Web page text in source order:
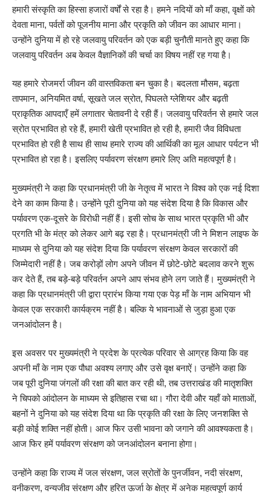
हमारी संस्कृति का हिस्सा हजारों वर्षों से रहा है। हमने नदियों को माँ कहा, वृक्षों को
देवता माना, पर्वतों को पूजनीय माना और प्रकृति को जीवन का आधार माना।
उन्होंने दुनिया में हो रहे जलवायु परिवर्तन को एक बड़ी चुनौती मानते हुए कहा कि
जलवायु परिवर्तन अब केवल वैज्ञानिकों की चर्चा का विषय नहीं रह गया है।
यह हमारे रोजमर्रा जीवन की वास्तविकता बन चुका है। बदलता मौसम, बढ़ता
तापमान, अनियमित वर्षा, सूखते जल स्रोत, पिघलते ग्लेशियर और बढ़ती
प्राकृतिक आपदाएँ हमें लगातार चेतावनी दे रही हैं। जलवायु परिवर्तन से हमारे जल
स्रोत प्रभावित हो रहे हैं, हमारी खेती प्रभावित हो रही है, हमारी जैव विविधता
प्रभावित हो रही है साथ ही साथ हमारे राज्य की आर्थिकी का मूल आधार पर्यटन भी
प्रभावित हो रहा है। इसलिए पर्यावरण संरक्षण हमारे लिए अति महत्वपूर्ण है।
मुख्यमंत्री ने कहा कि प्रधानमंत्री जी के नेतृत्व में भारत ने विश्व को एक नई दिशा
देने का काम किया है। उन्होंने पूरी दुनिया को यह संदेश दिया है कि विकास और
पर्यावरण एक-दूसरे के विरोधी नहीं हैं। इसी सोच के साथ भारत प्रकृति भी और
प्रगति भी के मंत्र को लेकर आगे बढ़ रहा है। प्रधानमंत्री जी ने मिशन लाइफ के
माध्यम से दुनिया को यह संदेश दिया कि पर्यावरण संरक्षण केवल सरकारों की
जिम्मेदारी नहीं है। जब करोड़ों लोग अपने जीवन में छोटे-छोटे बदलाव करने शुरू
कर देते हैं, तब बड़े-बड़े परिवर्तन अपने आप संभव होने लग जाते हैं। मुख्यमंत्री ने
कहा कि प्रधानमंत्री जी द्वारा प्रारंभ किया गया एक पेड़ माँ के नाम अभियान भी
केवल एक सरकारी कार्यक्रम नहीं है। बल्कि ये भावनाओं से जुड़ा हुआ एक
जनआंदोलन है।
इस अवसर पर मुख्यमंत्री ने प्रदेश के प्रत्येक परिवार से आग्रह किया कि वह
अपनी माँ के नाम एक पौधा अवश्य लगाए और उसे वृक्ष बनाऐं। उन्होंने कहा कि
जब पूरी दुनिया जंगलों की रक्षा की बात कर रही थी, तब उत्तराखंड की मातृशक्ति
ने चिपको आंदोलन के माध्यम से इतिहास रचा था। गौरा देवी और यहॉं को माताओं,
बहनों ने दुनिया को यह संदेश दिया था कि प्रकृति की रक्षा के लिए जनशक्ति से
बड़ी कोई शक्ति नहीं होती। आज फिर उसी भावना को जगाने की आवश्यकता है।
आज फिर हमें पर्यावरण संरक्षण को जनआंदोलन बनाना होगा।
उन्होंने कहा कि राज्य में जल संरक्षण, जल स्रोतों के पुनर्जीवन, नदी संरक्षण,
वनीकरण, वन्यजीव संरक्षण और हरित ऊर्जा के क्षेत्र में अनेक महत्वपूर्ण कार्य